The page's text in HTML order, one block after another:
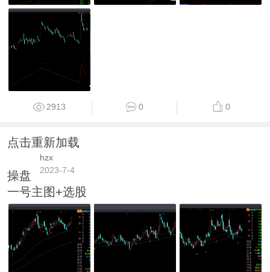
2913 0 0
点击重新加载
hzx
2023-7-4
操盘
一号主图+选股